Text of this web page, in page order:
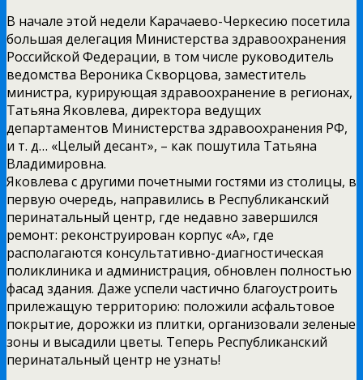
В начале этой недели Карачаево-Черкесию посетила
большая делегация Министерства здравоохранения
Российской Федерации, в том числе руководитель
ведомства Вероника Скворцова, заместитель
министра, курирующая здравоохранение в регионах,
Татьяна Яковлева, директора ведущих
департаментов Министерства здравоохранения РФ,
и т. д… «Целый десант», – как пошутила Татьяна
Владимировна.
Яковлева с другими почетными гостями из столицы, в
первую очередь, направились в Республиканский
перинатальный центр, где недавно завершился
ремонт: реконструирован корпус «А», где
располагаются консультативно-диагностическая
поликлиника и администрация, обновлен полностью
фасад здания. Даже успели частично благоустроить
прилежащую территорию: положили асфальтовое
покрытие, дорожки из плитки, организовали зеленые
зоны и высадили цветы. Теперь Республиканский
перинатальный центр не узнать!